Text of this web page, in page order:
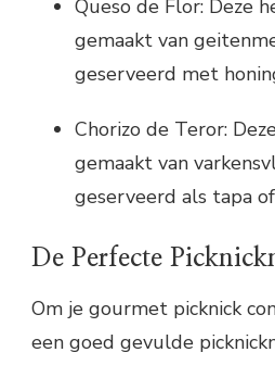
Queso de Flor: Deze
gemaakt van
geserveerd met
Chorizo de Teror:
gemaakt van
geserveerd als tapa of
De Perfecte
Om je gourmet picknick
een goed gevulde